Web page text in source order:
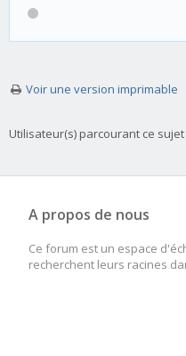
Voir une version imprimable
Utilisateur(s) parcourant ce sujet
A propos de nous
Ce forum est un espace
recherchent leurs racines